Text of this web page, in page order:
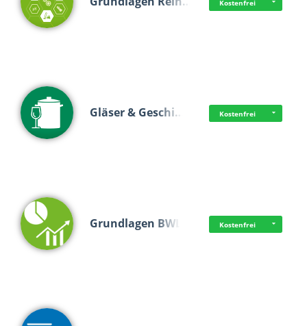
Kostenfrei
Gläser & Geschi… Kostenfrei
Grundlagen BWL Kostenfrei